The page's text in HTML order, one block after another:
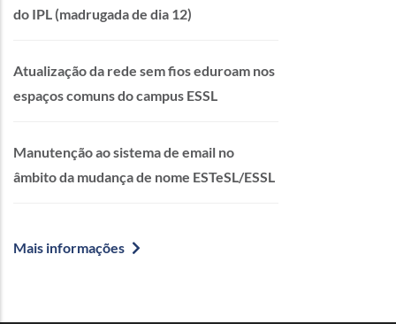
do IPL (madrugada de dia 12)
Atualização da rede sem fios eduroam nos
espaços comuns do campus ESSL
Manutenção ao sistema de email no
âmbito da mudança de nome ESTeSL/ESSL
Mais informações